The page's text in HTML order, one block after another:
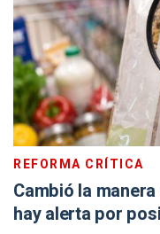
REFORMA CRÍTICA
Cambió la
hay alerta por